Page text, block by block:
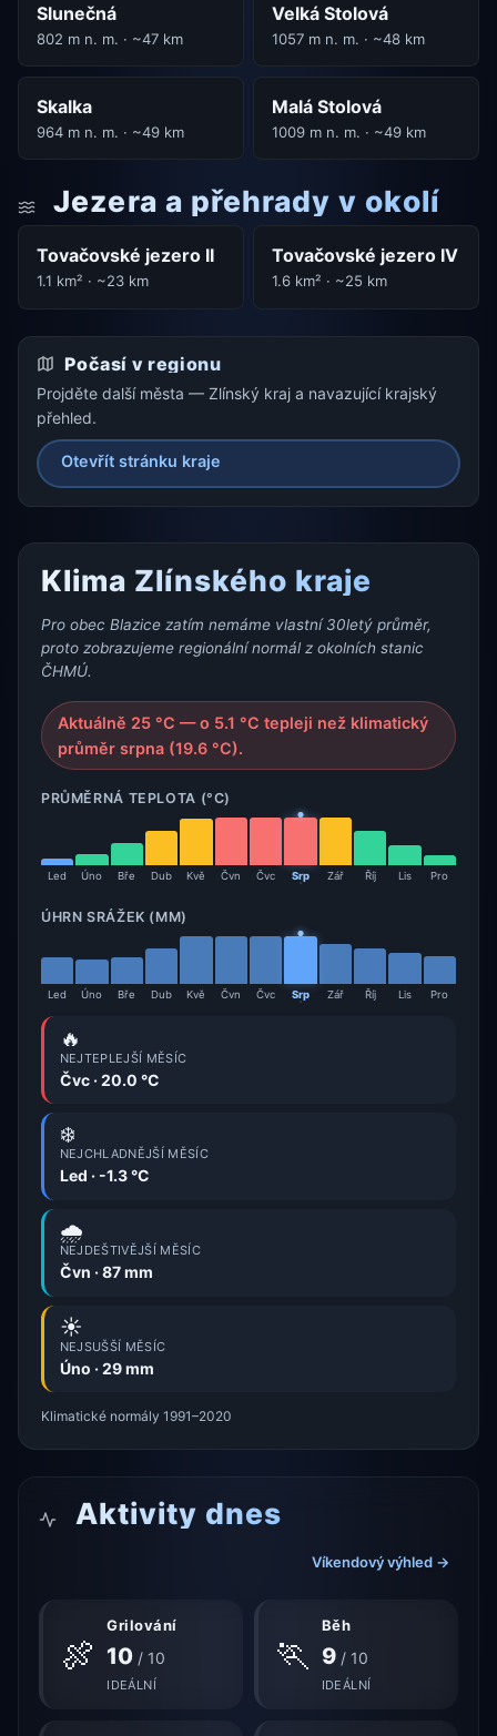
Slunečná
802 m n. m. · ~47 km
Velká Stolová
1057 m n. m. · ~48 km
Skalka
964 m n. m. · ~49 km
Malá Stolová
1009 m n. m. · ~49 km
Jezera a přehrady v okolí
Tovačovské jezero II
1.1 km² · ~23 km
Tovačovské jezero IV
1.6 km² · ~25 km
Počasí v regionu
Projděte další města — Zlínský kraj a navazující krajský
přehled.
Otevřít stránku kraje
Klima Zlínského kraje
Pro obec Blazice zatím nemáme vlastní 30letý průměr,
proto zobrazujeme regionální normál z okolních stanic
ČHMÚ.
Aktuálně 25 °C — o 5.1 °C tepleji než klimatický
průměr srpna (19.6 °C).
PRŮMĚRNÁ TEPLOTA (°C)
Led Úno Bře Dub Kvě Čvn Čvc Srp Zář Říj Lis Pro
ÚHRN SRÁŽEK (MM)
Led Úno Bře Dub Kvě Čvn Čvc Srp Zář Říj Lis Pro
🔥
NEJTEPLEJŠÍ MĚSÍC
Čvc · 20.0 °C
❄️
NEJCHLADNĚJŠÍ MĚSÍC
Led · -1.3 °C
🌧️
NEJDEŠTIVĚJŠÍ MĚSÍC
Čvn · 87 mm
☀️
NEJSUŠŠÍ MĚSÍC
Úno · 29 mm
Klimatické normály 1991–2020
Aktivity dnes
Víkendový výhled →
🍖
Grilování
10 / 10
IDEÁLNÍ
🏃
Běh
9/ 10
IDEÁLNÍ